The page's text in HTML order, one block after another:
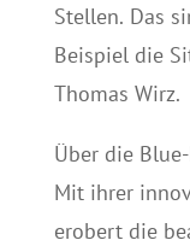
Stellen. Das
Beispiel die
Thomas Wirz.
Über die
Mit ihrer
erobert die